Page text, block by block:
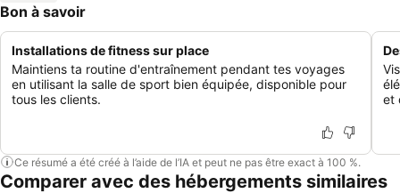
Bon à savoir
Installations de fitness sur place
Maintiens ta routine d'entraînement pendant tes voyages
en utilisant la salle de sport bien équipée, disponible pour
tous les clients.
et
Ce résumé a été créé à l’aide de l’IA et peut ne pas être exact à 100 %.
Comparer avec des hébergements similaires